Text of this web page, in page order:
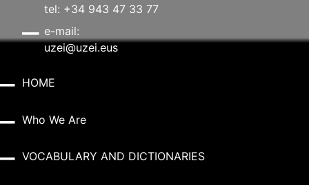
tel: +34 943 47 33 77
e-mail:
uzei@uzei.eus
HOME
Who We Are
VOCABULARY AND DICTIONARIES